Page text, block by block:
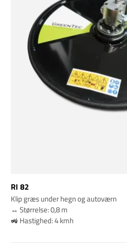
RI 82
Klip græs under hegn og autoværn
↔️ Størrelse: 0,8 m
🚜 Hastighed: 4 kmh